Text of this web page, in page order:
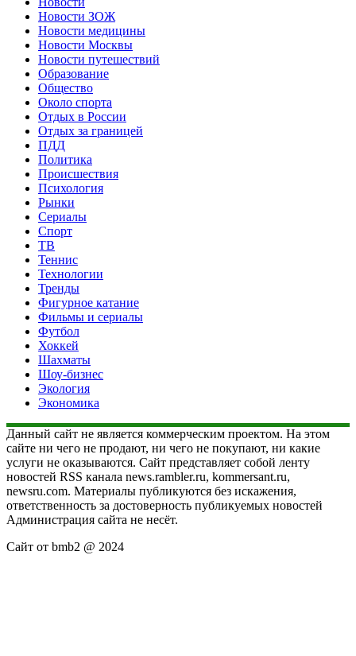
Новости ЗОЖ
Новости медицины
Новости Москвы
Новости путешествий
Образование
Общество
Около спорта
Отдых в России
Отдых за границей
ПДД
Политика
Происшествия
Психология
Рынки
Сериалы
Спорт
ТВ
Теннис
Технологии
Тренды
Фигурное катание
Фильмы и сериалы
Футбол
Хоккей
Шахматы
Шоу-бизнес
Экология
Экономика
Данный сайт не является коммерческим проектом. На этом
сайте ни чего не продают, ни чего не покупают, ни какие
услуги не оказываются. Сайт представляет собой ленту
новостей RSS канала news.rambler.ru, kommersant.ru,
newsru.com. Материалы публикуются без искажения,
ответственность за достоверность публикуемых новостей
Администрация сайта не несёт.
Сайт от bmb2 @ 2024